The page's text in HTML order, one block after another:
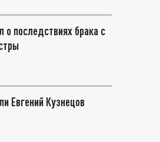
последствиях брака с
Евгений Кузнецов